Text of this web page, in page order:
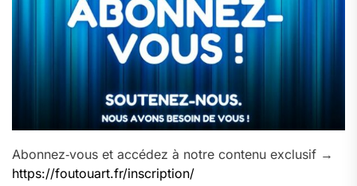
Abonnez‑vous et accédez à notre contenu exclusif →
https://foutouart.fr/inscription/